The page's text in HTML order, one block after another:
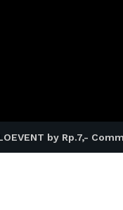
by Rp.7,-